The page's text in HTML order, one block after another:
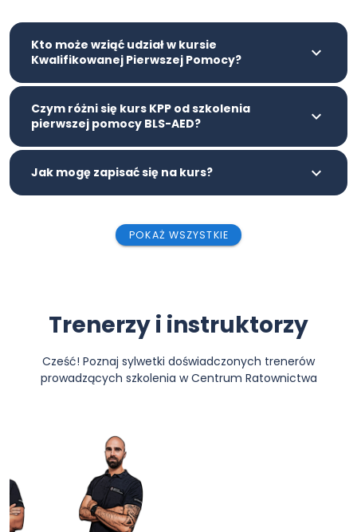
Kto może wziąć udział w kursie
Kwalifikowanej Pierwszej Pomocy?
Czym różni się kurs KPP od szkolenia
pierwszej pomocy BLS-AED?
Jak mogę zapisać się na kurs?
POKAŻ WSZYSTKIE
Trenerzy i instruktorzy
Cześć! Poznaj sylwetki doświadczonych trenerów
prowadzących szkolenia w Centrum Ratownictwa